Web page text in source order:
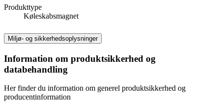
Produkttype
Køleskabsmagnet
Miljø- og sikkerhedsoplysninger
Information om produktsikkerhed og
databehandling
Her finder du information om generel produktsikkerhed og
producentinformation